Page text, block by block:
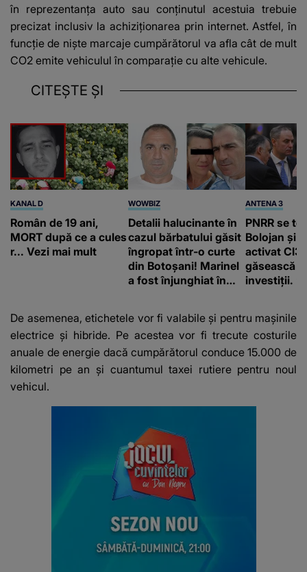
în reprezentanța auto sau conținutul acestuia trebuie
precizat inclusiv la achiziționarea prin internet. Astfel, în
funcție de niște marcaje cumpărătorul va afla cât de mult
CO2 emite vehiculul în comparație cu alte vehicule.
CITEȘTE ȘI
KANAL D
Român de 19 ani,
MORT după ce a cules
r... Vezi mai mult
WOWBIZ
Detalii halucinante în
cazul bărbatului găsit
îngropat într-o curte
din Botoșani! Marinel
a fost înjunghiat în
suspecți
ANTENA 3
PNRR se
Bolojan și
activat
găsească
investiții.
De asemenea, etichetele vor fi valabile și pentru mașinile
electrice și hibride. Pe acestea vor fi trecute costurile
anuale de energie dacă cumpărătorul conduce 15.000 de
kilometri pe an și cuantumul taxei rutiere pentru noul
vehicul.